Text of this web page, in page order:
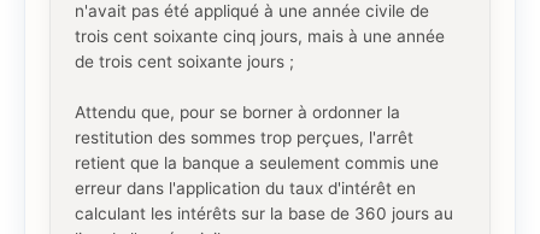
n'avait pas été appliqué à une année civile de
trois cent soixante cinq jours, mais à une année
de trois cent soixante jours ;
Attendu que, pour se borner à ordonner la
restitution des sommes trop perçues, l'arrêt
retient que la banque a seulement commis une
erreur dans l'application du taux d'intérêt en
calculant les intérêts sur la base de 360 jours au